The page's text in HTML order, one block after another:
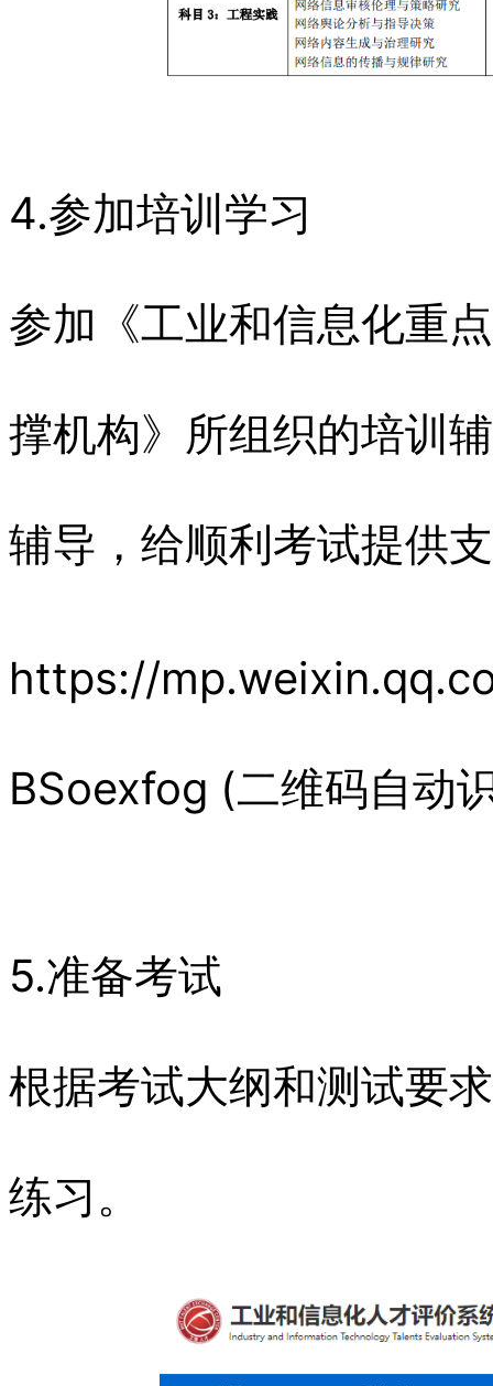
4.参加培训学习
参加《工业和信息化重
撑机构》所组织的培训
辅导，给顺利考试提供
https://
BSoexfog (二维码自动
5.准备考试
根据考试大纲和测试要
练习。